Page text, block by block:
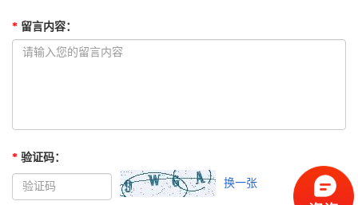
* 留言内容：
* 验证码：
换一张